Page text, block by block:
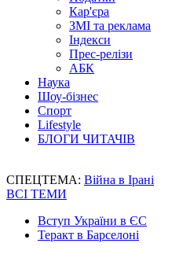
Кар'єра
ЗМІ та реклама
Індекси
Прес-релізи
АБК
Наука
Шоу-бізнес
Спорт
Lifestyle
БЛОГИ ЧИТАЧІВ
СПЕЦТЕМА: Війна в Ірані
ВСІ ТЕМИ
Вступ України в ЄС
Теракт в Барселоні